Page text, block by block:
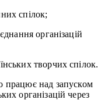
спілок;
організацій
творчих спілок.
працює над запуском
організацій через